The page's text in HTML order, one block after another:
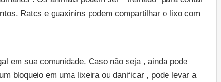
Ratos e guaxinins podem compartilhar o lixo com
em sua comunidade. Caso não seja , ainda pode
bloqueio em uma lixeira ou danificar , pode levar a